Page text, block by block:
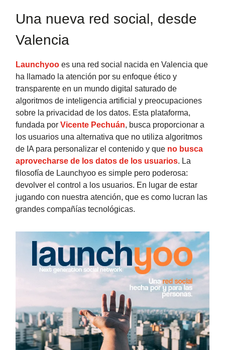
Una nueva red social, desde
Valencia
Launchyoo es una red social nacida en Valencia que
ha llamado la atención por su enfoque ético y
transparente en un mundo digital saturado de
algoritmos de inteligencia artificial y preocupaciones
sobre la privacidad de los datos. Esta plataforma,
fundada por Vicente Pechuán, busca proporcionar a
los usuarios una alternativa que no utiliza algoritmos
de IA para personalizar el contenido y que no busca
aprovecharse de los datos de los usuarios. La
filosofía de Launchyoo es simple pero poderosa:
devolver el control a los usuarios. En lugar de estar
jugando con nuestra atención, que es como lucran las
grandes compañías tecnológicas.